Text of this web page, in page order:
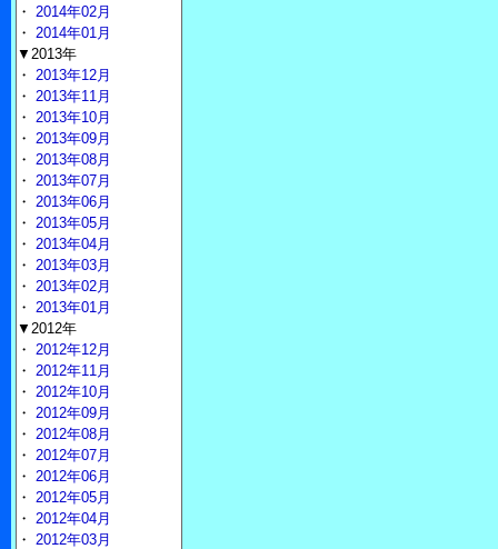
・ 2014年02月
・ 2014年01月
▼2013年
・ 2013年12月
・ 2013年11月
・ 2013年10月
・ 2013年09月
・ 2013年08月
・ 2013年07月
・ 2013年06月
・ 2013年05月
・ 2013年04月
・ 2013年03月
・ 2013年02月
・ 2013年01月
▼2012年
・ 2012年12月
・ 2012年11月
・ 2012年10月
・ 2012年09月
・ 2012年08月
・ 2012年07月
・ 2012年06月
・ 2012年05月
・ 2012年04月
・ 2012年03月